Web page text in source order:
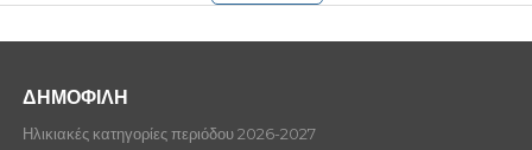
ΔΗΜΟΦΙΛΗ
Ηλικιακές κατηγορίες περιόδου 2026-2027